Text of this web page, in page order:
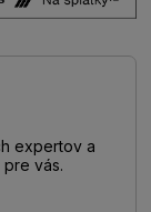
expertov a
vás.